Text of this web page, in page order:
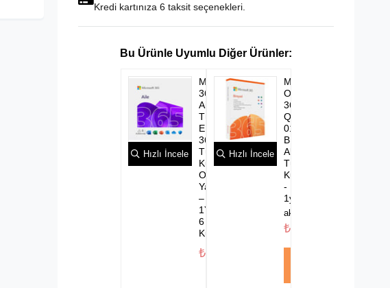
Kredi kartınıza 6 taksit seçenekleri.
Hızlı İncele
Microsoft
365
Aile
Türkçe
EP2-
36884
Türkçe
Kutu
Ofis
Yazılımı
–
1Yıl-
6
Kullanıcı
₺3.999,00
Hızlı İncele
Microsoft
Office
365
Qq2-
01451
Bıreysel
Abonelık
Türkçe
Kutulu
-
1yıl
akakce100
₺2.999,00